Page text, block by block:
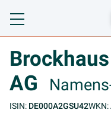
Toggle navigation
AG
ISIN: DE000A2GSU42WKN: